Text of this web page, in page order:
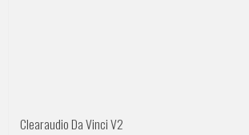
Clearaudio Da Vinci V2